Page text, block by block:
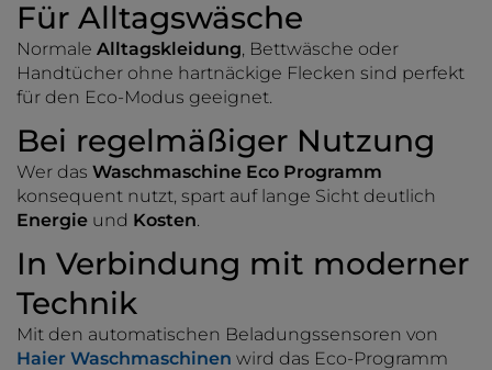
Für Alltagswäsche
Normale Alltagskleidung, Bettwäsche oder
Handtücher ohne hartnäckige Flecken sind perfekt
für den Eco-Modus geeignet.
Bei regelmäßiger Nutzung
Wer das Waschmaschine Eco Programm
konsequent nutzt, spart auf lange Sicht deutlich
Energie und Kosten.
In Verbindung mit moderner
Technik
Mit den automatischen Beladungssensoren von
Haier Waschmaschinen wird das Eco-Programm